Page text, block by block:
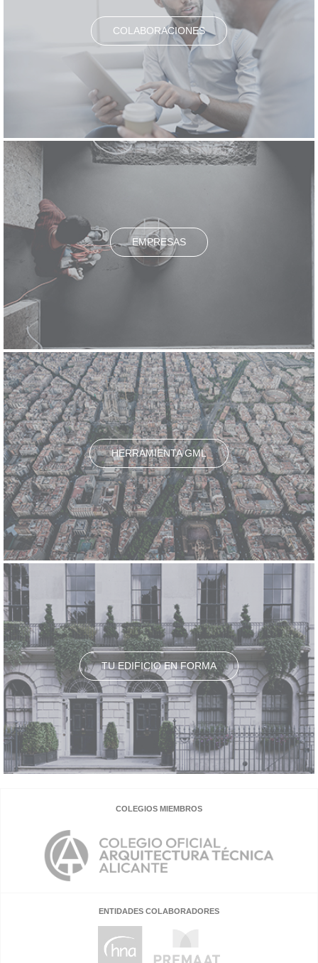
COLABORACIONES
EMPRESAS
HERRAMIENTA GML
TU EDIFICIO EN FORMA
COLEGIOS MIEMBROS
ENTIDADES COLABORADORES